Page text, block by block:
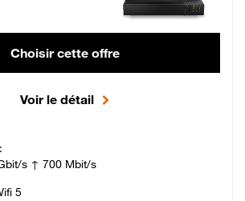
Choisir cette offre
Voir le détail
s ↑ 700 Mbit/s
5